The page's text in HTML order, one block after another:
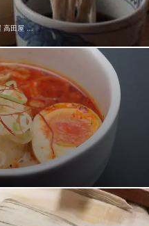
店
ライズアリーナビルB2
高田屋 …
・締めたてにこだわった自
お店で取った完全無添加の
最大の特徴は、栄養価の高い
んでいること。是非、この
お召し上がりください。
蕎麦 和食居酒屋 高田屋 池
たて」「打ち立て」の蕎麦を